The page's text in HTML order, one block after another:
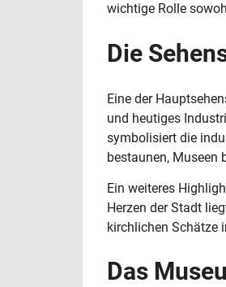
wichtige Rolle
Die
Eine der
und heutiges
symbolisiert die
bestaunen, Museen
Ein weiteres
Herzen der Stadt
kirchlichen Schätze
Das